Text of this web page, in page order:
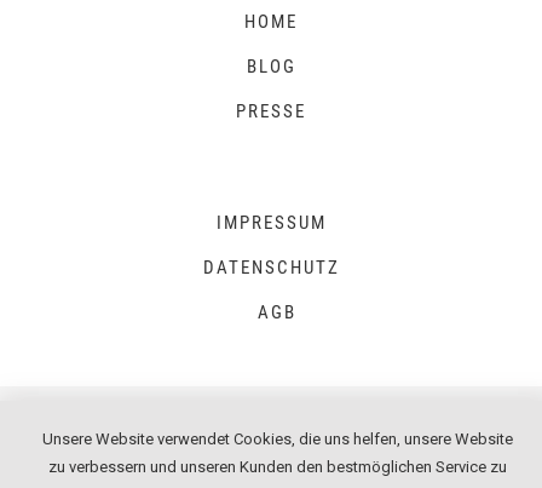
HOME
BLOG
PRESSE
IMPRESSUM
DATENSCHUTZ
AGB
Unsere Website verwendet Cookies, die uns helfen, unsere Website
zu verbessern und unseren Kunden den bestmöglichen Service zu